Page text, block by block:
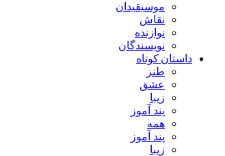
موسیقیدان
نقاش
نوازنده
نویسندگان
داستان کوتاه
طنز
عشق
زیبا
پند آموز
همه
پند آموز
زیبا